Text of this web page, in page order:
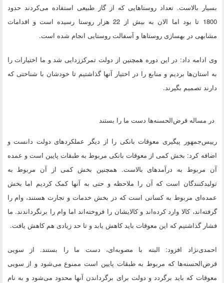
بسیار بالاست. تعداد روستاهایی که از گاز طبیعی استفاده می‌کردند حدود
1800 تا بود اما الان به بیش از 22 هزار روستا رسیده است و اقدامات
مشابهی در بهسازی روستاها و آسفالت روستایی انجام شده است.
وی ادامه داد:‌ در این دوره همچنین از دولت تمرکززدایی شد و ما اختیارات را
به استان‌ها بردیم و منابع را در اختیار آنها گذاشتیم تا خودشان با شناختی که
دارند تصمیم بگیرند.
در مساله قرض‌الحسنه‌ها دست ما را بستند
رییس‌جمهور پیگیری معوقات بانکی را از دیگر عملکردهای دولت دانست و
اضافه کرد: بخش کمی از معوقات بانکی مربوط به طبقات پایین است و عمده
آن مربوط به درآمدهای بالاست. همچنین بخش کمی از آن مربوط به
تولیدکنندگان است که آن را ملاحظه و حتی به آنها کمک کردیم اما بخش
عمده‌ای مربوط به کسانی است که در بخش خدمات و تجارت هستند، وام را
گرفته‌اند، کالا وارد کرده‌اند و کالایشان را فروخته‌اند اما وام را برنگرداندند. ما
فشار گذاشتیم که این معوقات باید کاهش یابد و تا حد زیادی هم کاهش یافت.
احمدی‌نژاد افزود: البته با مصوبه‌ای، دست ما را بستند. از سویی
قرض‌الحسنه‌ها که مربوط به طبقات پایین است ممنوع می‌شود و از سویی
معوقات که باید برگردد و دولت برای برگرداندن آنها محدود می‌شود و به نام